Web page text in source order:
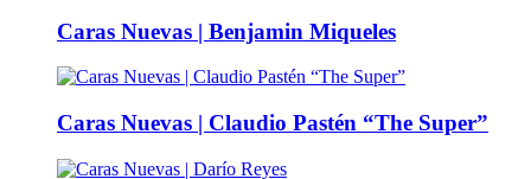
Caras Nuevas | Benjamin Miqueles
Caras Nuevas | Claudio Pastén “The Super”